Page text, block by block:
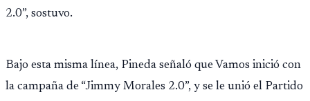
2.0”, sostuvo.
Bajo esta misma línea, Pineda señaló que Vamos inició con
la campaña de “Jimmy Morales 2.0”, y se le unió el Partido